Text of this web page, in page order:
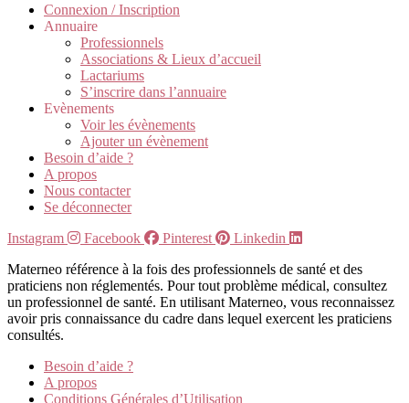
Connexion / Inscription
Annuaire
Professionnels
Associations & Lieux d’accueil
Lactariums
S’inscrire dans l’annuaire
Evènements
Voir les évènements
Ajouter un évènement
Besoin d’aide ?
A propos
Nous contacter
Se déconnecter
Instagram
Facebook Pinterest
Linkedin
Materneo référence à la fois des professionnels de santé et des
praticiens non réglementés. Pour tout problème médical, consultez
un professionnel de santé. En utilisant Materneo, vous reconnaissez
avoir pris connaissance du cadre dans lequel exercent les praticiens
consultés.
Besoin d’aide ?
A propos
Conditions Générales d’Utilisation